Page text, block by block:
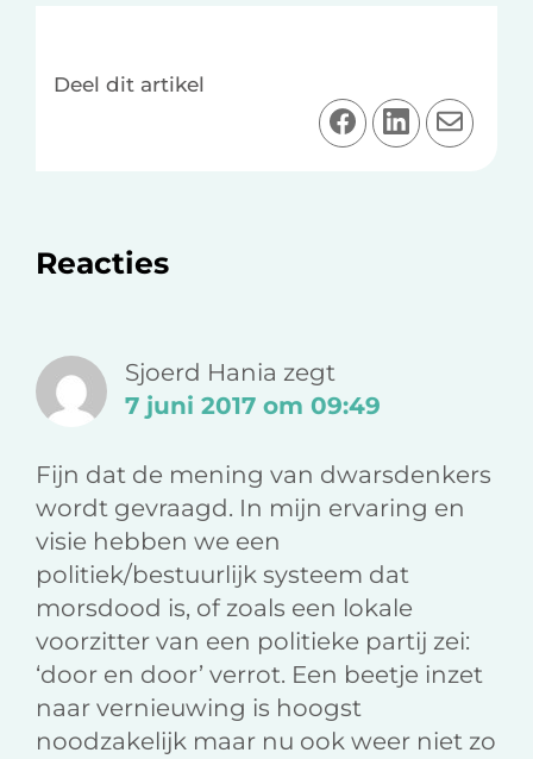
Deel dit artikel
D
e
e
o
o
k
D
e
d
I
n
D
e
i
l
Lees
Reacties
Sjoerd Hania zegt
7 juni 2017 om 09:49
Fijn dat de mening van dwarsdenkers
wordt gevraagd. In mijn ervaring en
visie hebben we een
politiek/bestuurlijk systeem dat
morsdood is, of zoals een lokale
voorzitter van een politieke partij zei:
‘door en door’ verrot. Een beetje inzet
naar vernieuwing is hoogst
noodzakelijk maar nu ook weer niet zo